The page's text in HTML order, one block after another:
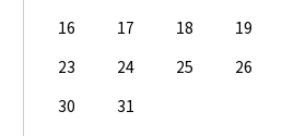
16
17 18 19
23
24 25 26
30
31